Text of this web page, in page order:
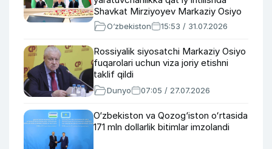
Shavkat Mirziyoyev Markaziy Osiyo
va Ozarbayjon haqida
O‘zbekiston 15:53 / 31.07.2026
Rossiyalik siyosatchi Markaziy Osiyo
fuqarolari uchun viza joriy etishni
taklif qildi
Dunyo 07:05 / 27.07.2026
O‘zbekiston va Qozog‘iston oʻrtasida
171 mln dollarlik bitimlar imzolandi